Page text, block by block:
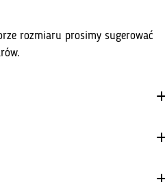
rozmiaru prosimy sugerować